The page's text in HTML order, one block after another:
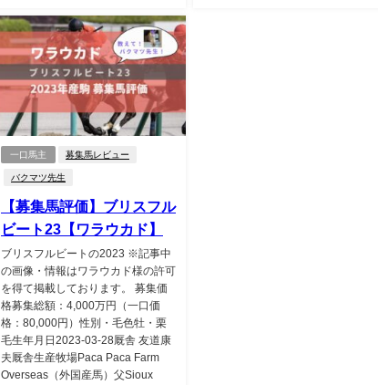
一口馬主 募集馬レビュー
バクマツ先生
【募集馬評価】ブリスフル
ビート23【ワラウカド】
ブリスフルビートの2023 ※記事中
の画像・情報はワラウカド様の許可
を得て掲載しております。 募集価
格募集総額：4,000万円（一口価
格：80,000円）性別・毛色牡・栗
毛生年月日2023-03-28厩舎 友道康
夫厩舎生産牧場Paca Paca Farm
Overseas（外国産馬）父Sioux